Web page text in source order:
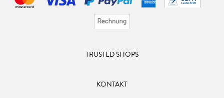
TRUSTED SHOPS
KONTAKT